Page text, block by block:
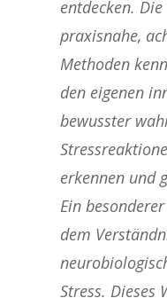
entdecken.
praxisnahe,
Methoden
den eigenen
bewusster
erkennen und
Ein
dem
Stress. Dieses